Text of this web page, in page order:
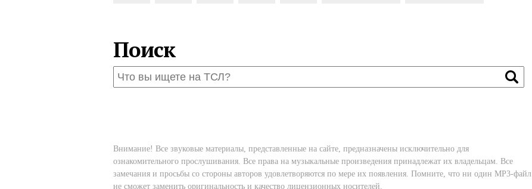
Поиск
Внимание! Все звуковые материалы, представленные на сайте, предназначены исключительно для
ознакомительного прослушивания. Все права на музыкальные произведения принадлежат их владельцам. Все
замечания и просьбы со стороны авторов удовлетворяются по мере их появления. Помните, что ни один MP3-файл
не сможет заменить оригинальность и качество лицензионных носителей.